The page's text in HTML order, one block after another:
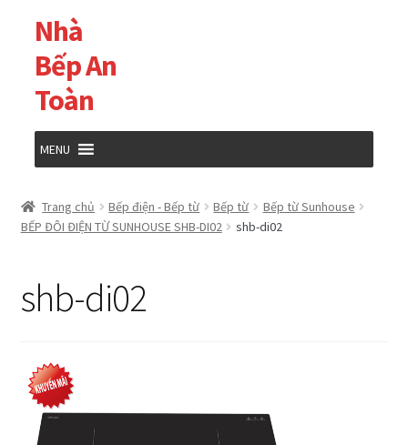
Đi
đến
Điều
hướng
Chuyển
đến
nội
dung
Nhà
Bếp An
Toàn
MENU
Cửa hàng
Giỏ hàng
Thanh toán
Trang Mẫu
Trang chủ Bếp điện - Bếp từ Bếp từ
Bếp từ Sunhouse
BẾP ĐÔI ĐIỆN TỪ SUNHOUSE SHB-DI02
shb-di02
shb-di02